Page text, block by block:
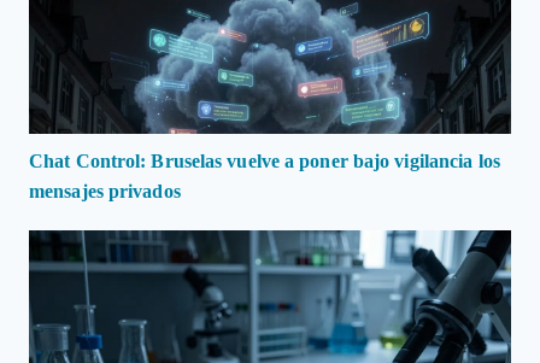
Chat Control: Bruselas vuelve a poner bajo vigilancia los
mensajes privados